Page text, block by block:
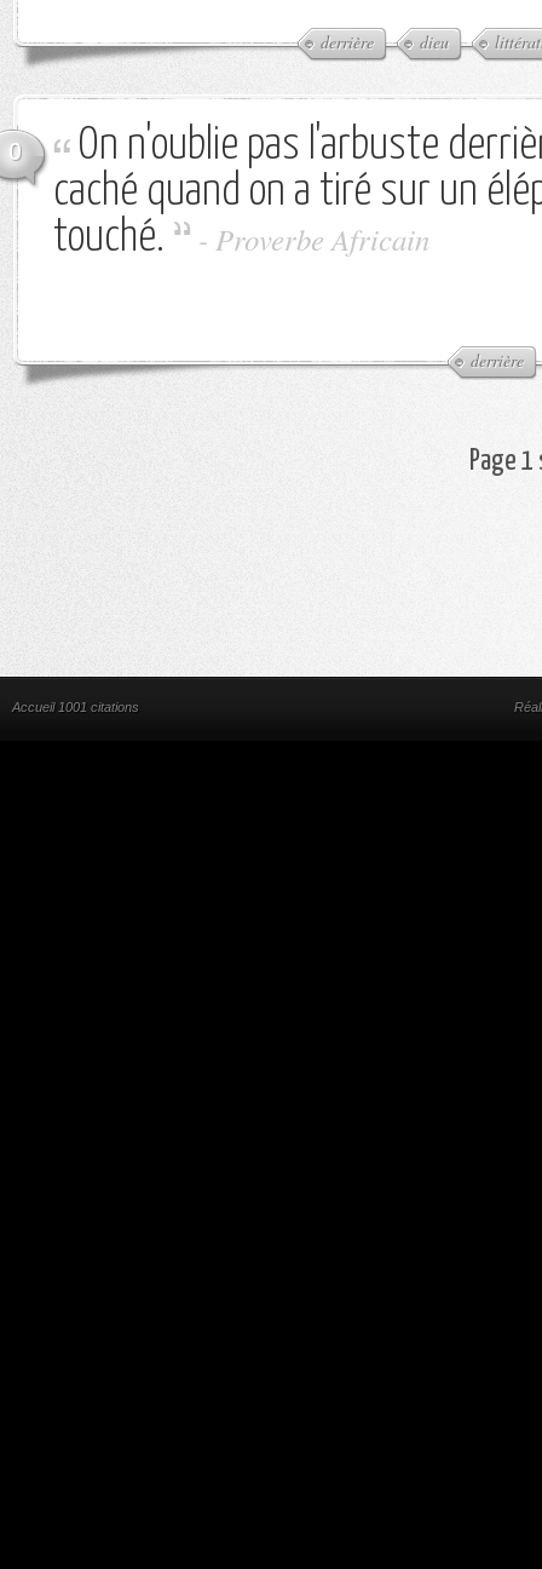
derrière dieu
0
On n'oublie pas l'arbuste
caché quand on a tiré sur un
touché.
- Proverbe Africain
derrière
Page 1
Accueil 1001 citations